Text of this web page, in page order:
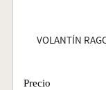
VOLANTÍN
Precio